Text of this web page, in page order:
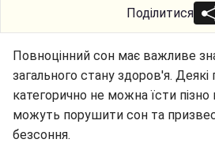
Поділитися
Повноцінний сон має важливе
загального стану здоров'я. Деякі
категорично не можна їсти
можуть порушити сон та
безсоння.